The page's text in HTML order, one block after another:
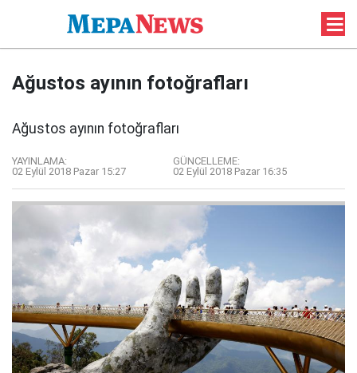
Ağustos ayının fotoğrafları
Ağustos ayının fotoğrafları
YAYINLAMA:
02 Eylül 2018 Pazar 15:27
GÜNCELLEME:
02 Eylül 2018 Pazar 16:35